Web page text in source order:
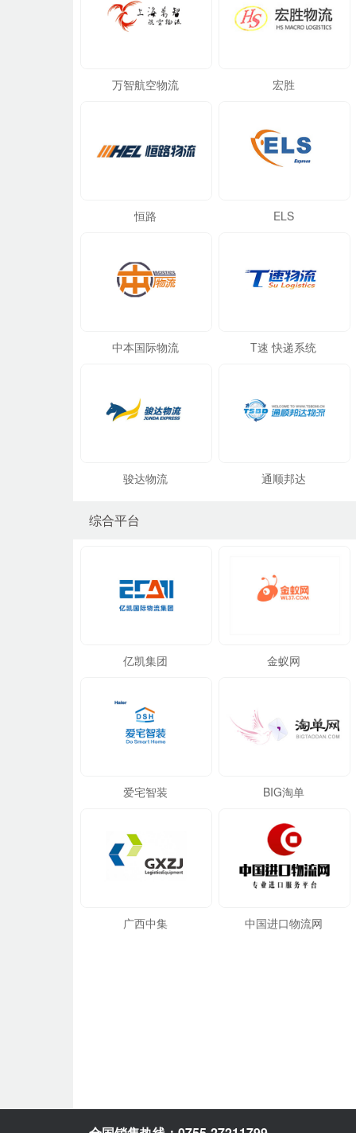
万智航空物流 宏胜
恒路 ELS
中本国际物流 T速 快递系统
骏达物流 通顺邦达
综合平台
亿凯集团 金蚁网
爱宅智装 BIG淘单
广西中集 中国进口物流网